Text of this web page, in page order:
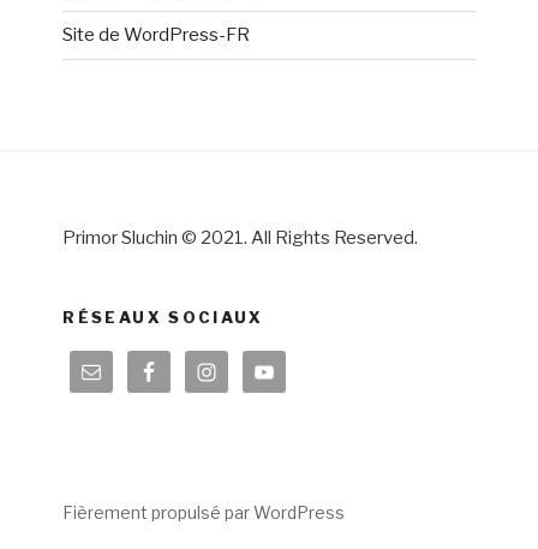
Site de WordPress-FR
Primor Sluchin © 2021. All Rights Reserved.
RÉSEAUX SOCIAUX
Fièrement propulsé par WordPress